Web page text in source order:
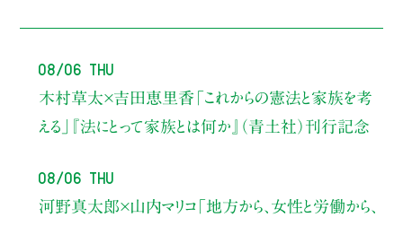
08/06 Thu
木村草太×吉田恵里香 「これからの憲法と家族を考
える」
『法にとって家族とは何か』（青土社）刊行記念
08/06 Thu
河野真太郎×山内マリコ「地方から、女性と労働から、